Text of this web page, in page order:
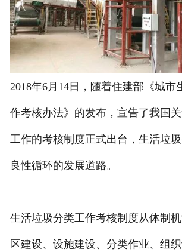
2018年6月14日，随着住建部《城市
作考核办法》的发布，宣告了我国
工作的考核制度正式出台，生活垃
良性循环的发展道路。
生活垃圾分类工作考核制度从体制
区建设、设施建设、分类作业、组